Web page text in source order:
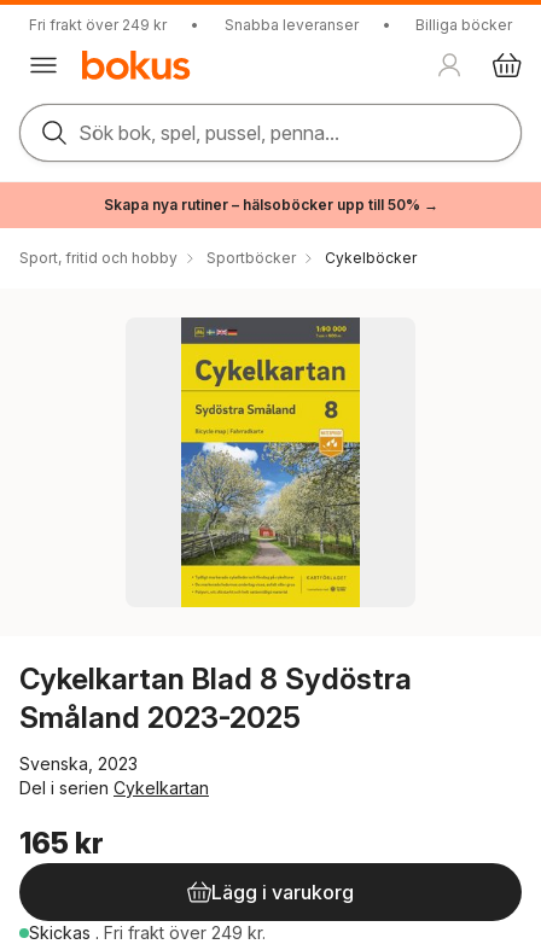
Fri frakt över 249 kr • Snabba leveranser • Billiga böcker
Sök bok, spel, pussel, penna...
Skapa nya rutiner – hälsoböcker upp till 50% →
Sport, fritid och hobby Sportböcker Cykelböcker
Cykelkartan Blad 8 Sydöstra
Småland 2023-2025
Svenska, 2023
Del i serien Cykelkartan
165 kr
Lägg i varukorg
Skickas . Fri frakt över 249 kr.